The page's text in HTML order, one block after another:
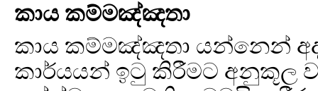
කාය කම්මඤ්ඤතා
කාය කම්මඤ්ඤතා යන්නෙන්
කාර්යයන් ඉටු කිරීමට අනුකූල